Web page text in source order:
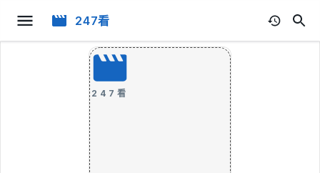
247看
247看